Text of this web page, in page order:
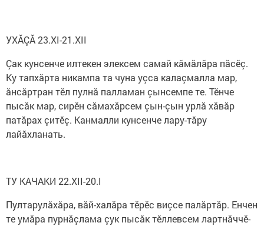
УХĂÇĂ 23.XI-21.XII
Çак кунсенче илтекен элексем самай кăмăлăра пăсӗç.
Ку тапхăрта никампа та чуна уçса калаçмалла мар,
ăнсăртран тӗл пулнă палламан çынсемпе те. Тӗнче
пысăк мар, сирӗн сăмахăрсем çын-çын урлă хăвăр
патăрах çитӗç. Канмалли кунсенче лару-тăру
лайăхланать.
ТУ КАЧАКИ 22.XII-20.I
Пултарулăхăра, вăй-халăра тӗрӗс виçсе палăртăр. Енчен
те умăра пурнăçлама çук пысăк тӗллевсем лартнăччӗ-